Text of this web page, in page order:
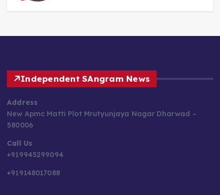
Independent SAngram News
Address
New Apmc Matti Plot Mrutyunjaya Nagar Dharwad –
580006
Call Us
+919945299094
+919148017088